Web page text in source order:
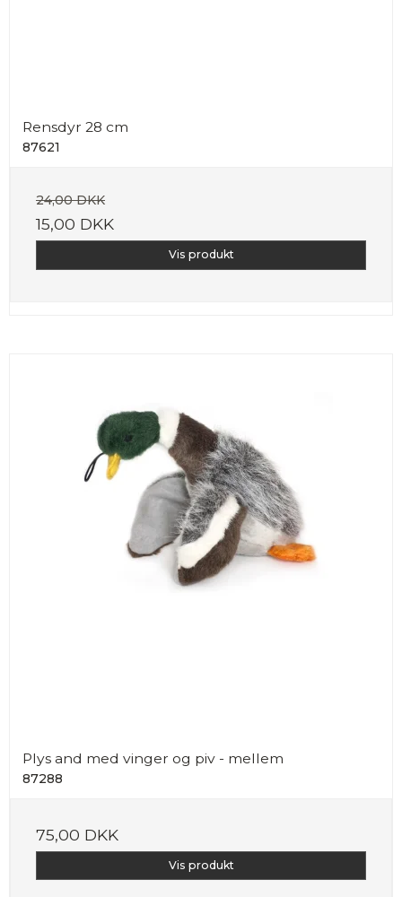
Rensdyr 28 cm
87621
24,00 DKK
15,00 DKK
Vis produkt
Plys and med vinger og piv - mellem
87288
75,00 DKK
Vis produkt